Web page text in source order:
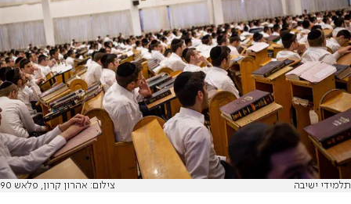
תלמידי ישיבה צילום: אהרון קרון, פלאש 90